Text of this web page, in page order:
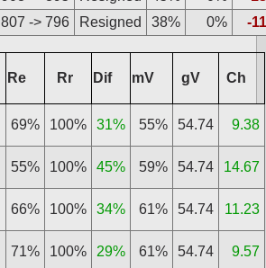
807 -> 796 Resigned 38% 0% -11
Re Rr Dif mV gV Ch
69% 100% 31% 55% 54.74 9.38
55% 100% 45% 59% 54.74 14.67
66% 100% 34% 61% 54.74 11.23
71% 100% 29% 61% 54.74 9.57